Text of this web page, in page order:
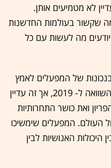
לא מטמיעים אותן.
שקשור בעולמות החדשנות
יודעים מה לעשות עם כל
של המפעלים לאמץ
כלים של חדשנות ואוטומציה בהשוואה ל- 2019, אך זה עדיין
ואת כושר התחרותיות
העולם. המפעלים שימשיכו
היכולות האנושיות לבין